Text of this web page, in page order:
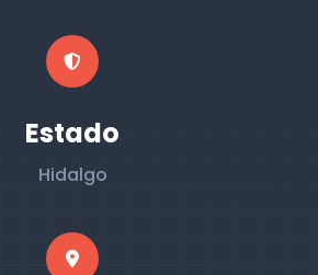
Estado
Hidalgo